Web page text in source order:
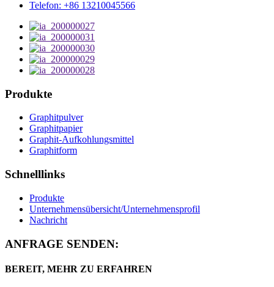
Telefon: +86 13210045566
Produkte
Graphitpulver
Graphitpapier
Graphit-Aufkohlungsmittel
Graphitform
Schnelllinks
Produkte
Unternehmensübersicht/Unternehmensprofil
Nachricht
ANFRAGE SENDEN:
BEREIT, MEHR ZU ERFAHREN